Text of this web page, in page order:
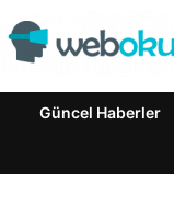
Güncel Haberler